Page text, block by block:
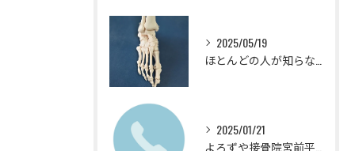
2025/05/19
2025/01/21